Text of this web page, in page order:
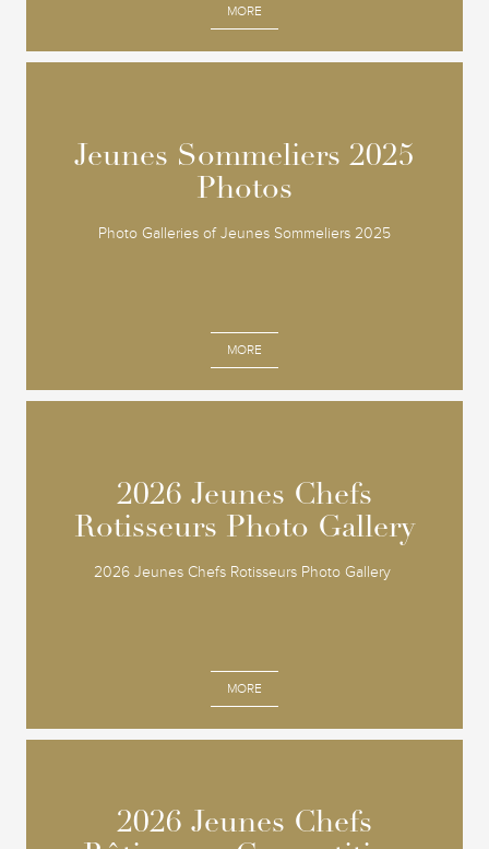
MORE
Jeunes Sommeliers 2025
Photos
Photo Galleries of Jeunes Sommeliers 2025
MORE
Jeunes Sommeliers 2025
Photos
2026 Jeunes Chefs
Rotisseurs Photo Gallery
2026 Jeunes Chefs Rotisseurs Photo Gallery
MORE
2026 Jeunes Chefs
Rotisseurs Photo Gallery
2026 Jeunes Chefs
2026 Jeunes Chefs